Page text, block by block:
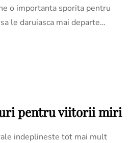
o importanta sporita pentru
le daruiasca mai departe…
pentru viitorii miri
indeplineste tot mai mult